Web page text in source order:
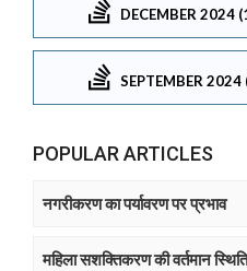
DECEMBER 2024
SEPTEMBER 2024
POPULAR ARTICLES
नगरीकरण का पर्यावरण पर प्रभाव
महिला सशक्तिकरण की वर्तमान